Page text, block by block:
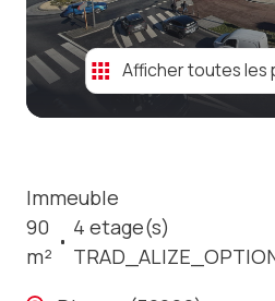
Afficher toutes les
Immeuble
90
m²
4 etage(s)